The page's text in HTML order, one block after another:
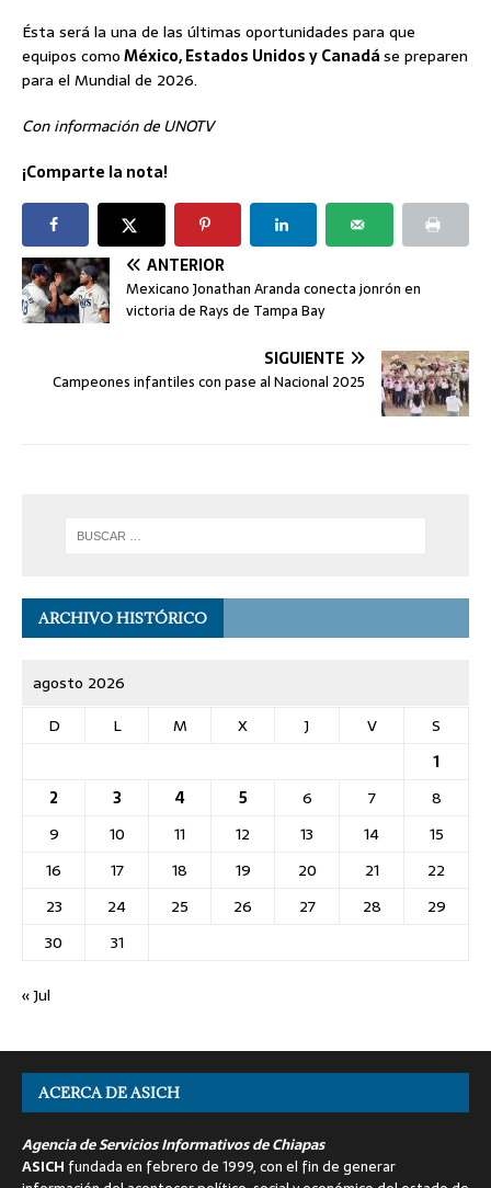
Ésta será la una de las últimas oportunidades para que
equipos comoMéxico, Estados Unidos y Canadáse preparen
para el Mundial de 2026.
Con información de UNOTV
¡Comparte la nota!
ANTERIOR
Mexicano Jonathan Aranda conecta jonrón en
victoria de Rays de Tampa Bay
SIGUIENTE
Campeones infantiles con pase al Nacional 2025
ARCHIVO HISTÓRICO
agosto 2026
D
L M X J V
S
1
2
3 4 5 6 7
8
9
10 11 12 13 14
15
16
17 18 19 20 21
22
23
24 25 26 27 28
29
30
31
« Jul
ACERCA DE ASICH
Agencia de Servicios Informativos de Chiapas
ASICH fundada en febrero de 1999, con el fin de generar